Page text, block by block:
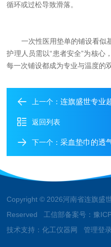
循环或过松导致滑落。
一次性医用垫单的铺设看似基
护理人员需以“患者安全”为核心
每一次铺设都成为专业与温度的
上一个：连旗盛世专业超声
返回列表
下一个：采血垫巾的透气
Copyright © 2026河南省连旗盛
Reserved 工信部备案号： 豫
技术支持：化工仪器网 管理登录